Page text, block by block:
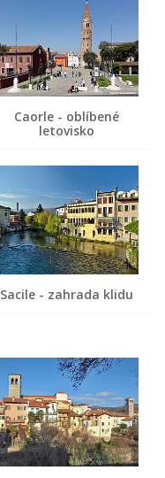
Caorle - oblíbené
letovisko
Sacile - zahrada klidu